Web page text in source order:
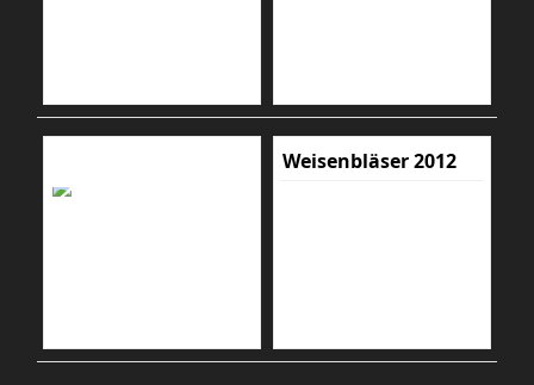
Weisenbläser 2012